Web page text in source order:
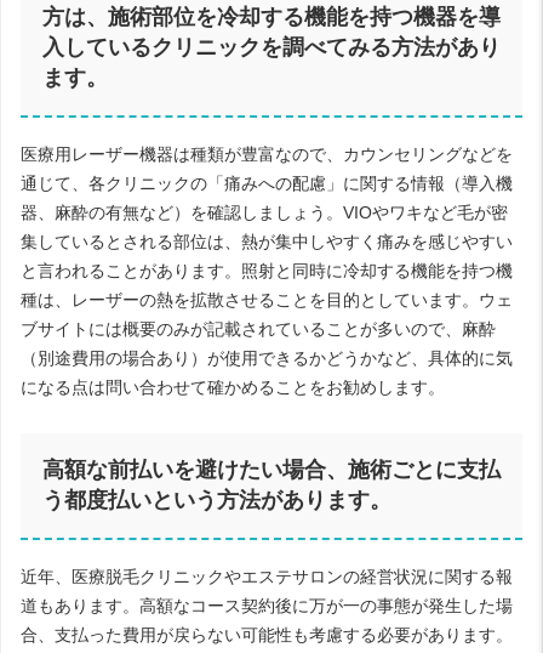
方は、施術部位を冷却する機能を持つ機器を導
入しているクリニックを調べてみる方法があり
ます。
医療用レーザー機器は種類が豊富なので、カウンセリングなどを
通じて、各クリニックの「痛みへの配慮」に関する情報（導入機
器、麻酔の有無など）を確認しましょう。VIOやワキなど毛が密
集しているとされる部位は、熱が集中しやすく痛みを感じやすい
と言われることがあります。照射と同時に冷却する機能を持つ機
種は、レーザーの熱を拡散させることを目的としています。ウェ
ブサイトには概要のみが記載されていることが多いので、麻酔
（別途費用の場合あり）が使用できるかどうかなど、具体的に気
になる点は問い合わせて確かめることをお勧めします。
高額な前払いを避けたい場合、施術ごとに支払
う都度払いという方法があります。
近年、医療脱毛クリニックやエステサロンの経営状況に関する報
道もあります。高額なコース契約後に万が一の事態が発生した場
合、支払った費用が戻らない可能性も考慮する必要があります。